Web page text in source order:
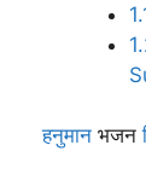
हनुमान भजन